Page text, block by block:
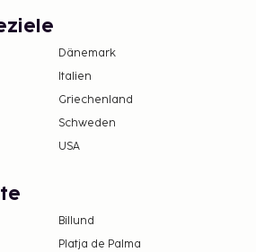
Dänemark
Italien
Griechenland
Schweden
USA
Billund
Platja de Palma